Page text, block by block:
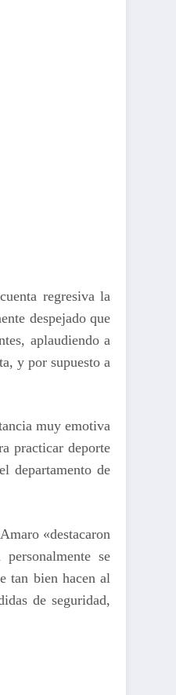
regresiva la
despejado que
aplaudiendo a
y por supuesto a
muy emotiva
practicar deporte
departamento de
«destacaron
se
tan bien hacen al
de seguridad,